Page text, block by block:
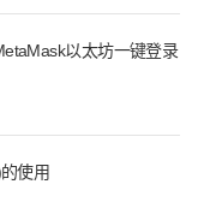
以太坊一键登录
使用